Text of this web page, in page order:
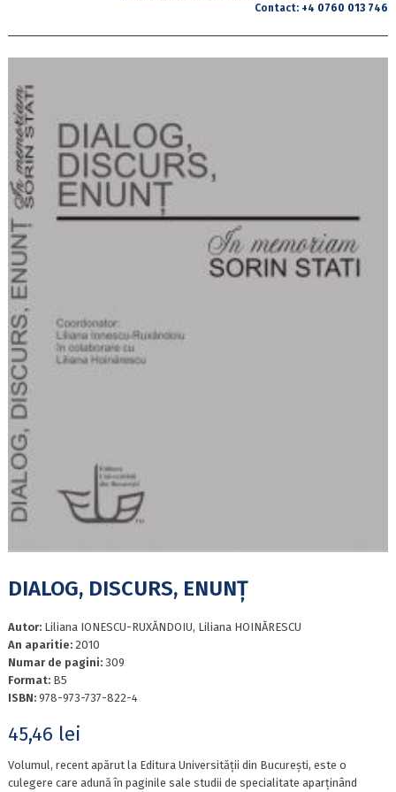
Contact: +4 0760 013 746
DIALOG, DISCURS, ENUNȚ
Autor: Liliana IONESCU-RUXĂNDOIU, Liliana HOINĂRESCU
An aparitie: 2010
Numar de pagini: 309
Format: B5
ISBN: 978-973-737-822-4
45,46 lei
Volumul, recent apărut la Editura Universității din București, este o
culegere care adună în paginile sale studii de specialitate aparținând